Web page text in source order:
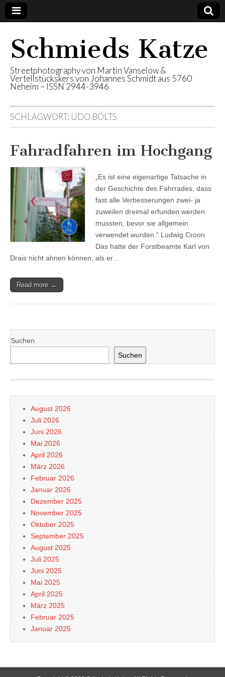
Schmieds Katze
Streetphotography von Martin Vanselow &
Vertellstückskers von Johannes Schmidt aus 5760
Neheim – ISSN 2944-3946
SCHLAGWORT: UDO BÖLTS
Fahradfahren im Hochgang
„Es ist eine eigenartige Tatsache in
der Geschichte des Fahrrades, dass
fast alle Verbesserungen zwei- ja
zuweilen dreimal erfunden werden
mussten, bevor sie allgemein
verwendet wurden.“ Ludwig Croon
Das hatte der Forstbeamte Karl von
Drais nicht ahnen können, als er…
Read more →
Suchen
Suchen
August 2026
Juli 2026
Juni 2026
Mai 2026
April 2026
März 2026
Februar 2026
Januar 2026
Dezember 2025
November 2025
Oktober 2025
September 2025
August 2025
Juli 2025
Juni 2025
Mai 2025
April 2025
März 2025
Februar 2025
Januar 2025